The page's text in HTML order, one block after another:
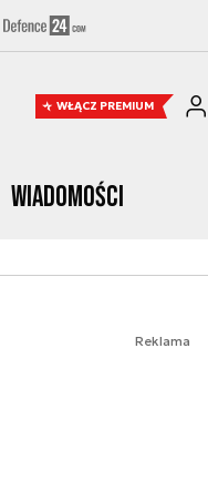
WŁĄCZ PREMIUM
Wiadomości
Reklama